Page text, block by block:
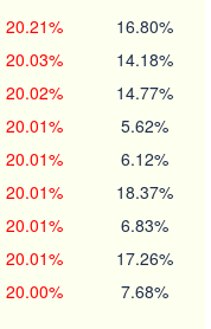
20.21% 16.80%
20.03% 14.18%
20.02% 14.77%
20.01% 5.62%
20.01% 6.12%
20.01% 18.37%
20.01% 6.83%
20.01% 17.26%
20.00% 7.68%